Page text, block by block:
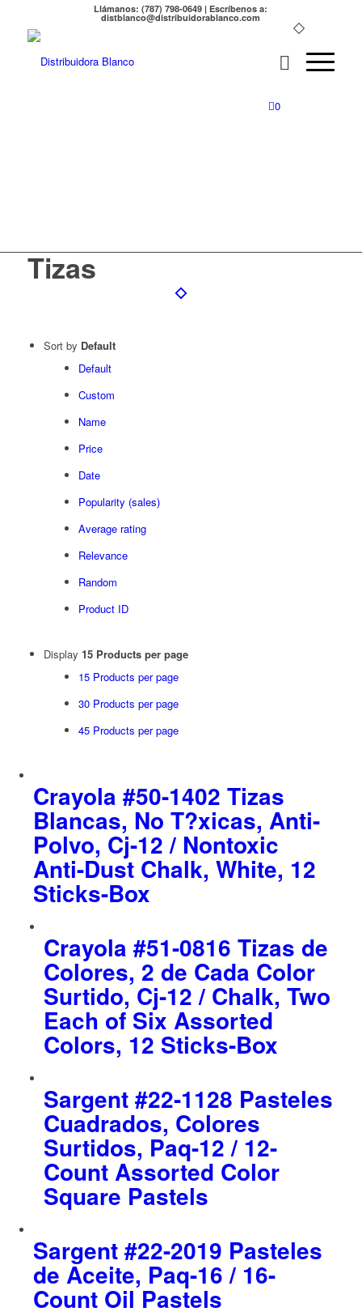
Llámanos: (787) 798-0649 | Escríbenos a:
distblanco@distribuidorablanco.com
0
Tizas
Sort by Default
Default
Custom
Name
Price
Date
Popularity (sales)
Average rating
Relevance
Random
Product ID
Display 15 Products per page
15 Products per page
30 Products per page
45 Products per page
Crayola #50-1402 Tizas
Blancas, No T?xicas, Anti-
Polvo, Cj-12 / Nontoxic
Anti-Dust Chalk, White, 12
Sticks-Box
Crayola #51-0816 Tizas de
Colores, 2 de Cada Color
Surtido, Cj-12 / Chalk, Two
Each of Six Assorted
Colors, 12 Sticks-Box
Sargent #22-1128 Pasteles
Cuadrados, Colores
Surtidos, Paq-12 / 12-
Count Assorted Color
Square Pastels
Sargent #22-2019 Pasteles
de Aceite, Paq-16 / 16-
Count Oil Pastels